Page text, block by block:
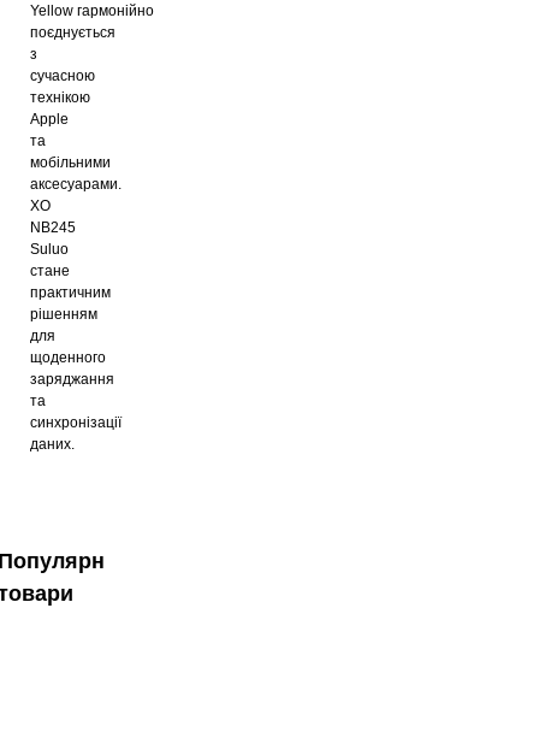
Yellow гармонійно
поєднується
з
сучасною
технікою
Apple
та
мобільними
аксесуарами.
XO
NB245
Suluo
стане
практичним
рішенням
для
щоденного
заряджання
та
синхронізації
даних.